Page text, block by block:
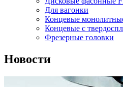
Для вагонки
Концевые
Концевые с
Фрезерные головки
Новости